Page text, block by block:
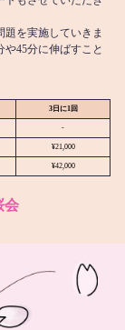
を実施していきま
45分に伸ばすこと
3日に1回
-
¥21,000
¥42,000
会